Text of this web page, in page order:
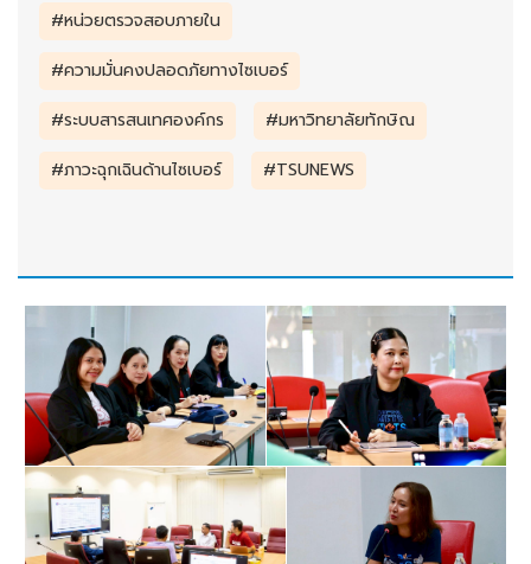
#หน่วยตรวจสอบภายใน
#ความมั่นคงปลอดภัยทางไซเบอร์
#ระบบสารสนเทศองค์กร
#มหาวิทยาลัยทักษิณ
#ภาวะฉุกเฉินด้านไซเบอร์
#TSUNEWS